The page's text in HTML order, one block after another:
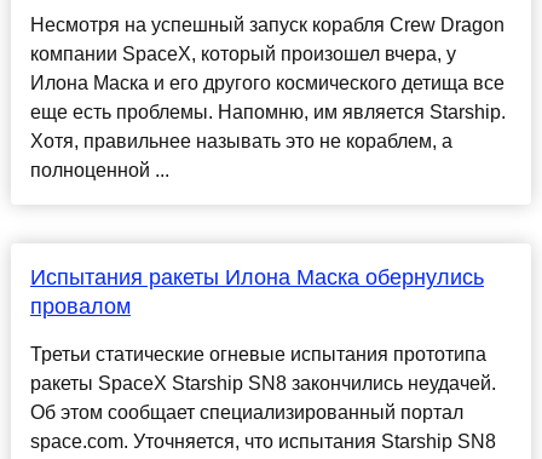
Несмотря на успешный запуск корабля Crew Dragon
компании SpaceX, который произошел вчера, у
Илона Маска и его другого космического детища все
еще есть проблемы. Напомню, им является Starship.
Хотя, правильнее называть это не кораблем, а
полноценной ...
Испытания ракеты Илона Маска обернулись
провалом
Третьи статические огневые испытания прототипа
ракеты SpaceX Starship SN8 закончились неудачей.
Об этом сообщает специализированный портал
space.com. Уточняется, что испытания Starship SN8